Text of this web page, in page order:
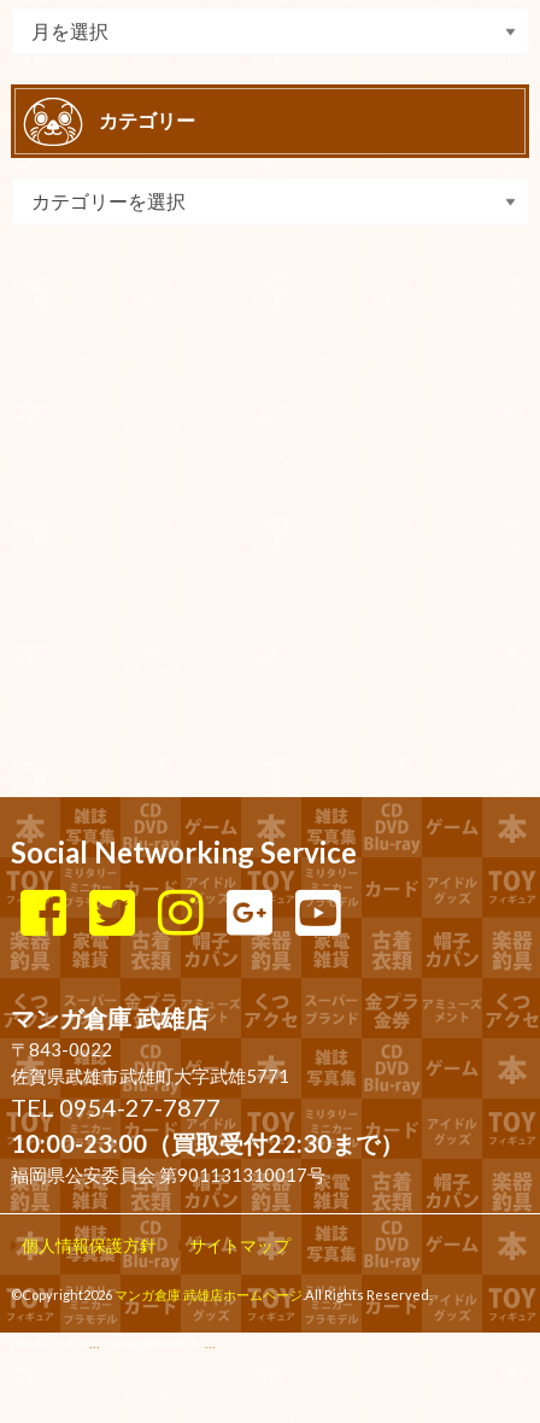
カテゴリー
Social Networking Service
マンガ倉庫 武雄店
〒843-0022
佐賀県武雄市武雄町大字武雄5771
TEL 0954-27-7877
10:00-23:00（買取受付22:30まで）
福岡県公安委員会 第901131310017号
個人情報保護方針 サイトマップ
©Copyright2026マンガ倉庫 武雄店ホームページ .All Rights Reserved.